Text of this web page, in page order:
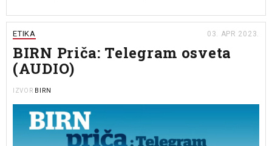
ETIKA 03. APR 2023.
BIRN Priča: Telegram osveta
(AUDIO)
IZVOR BIRN